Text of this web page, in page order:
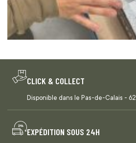
CLICK & COLLECT
Disponible dans le Pas-de-Calais - 62
EXPÉDITION SOUS 24H